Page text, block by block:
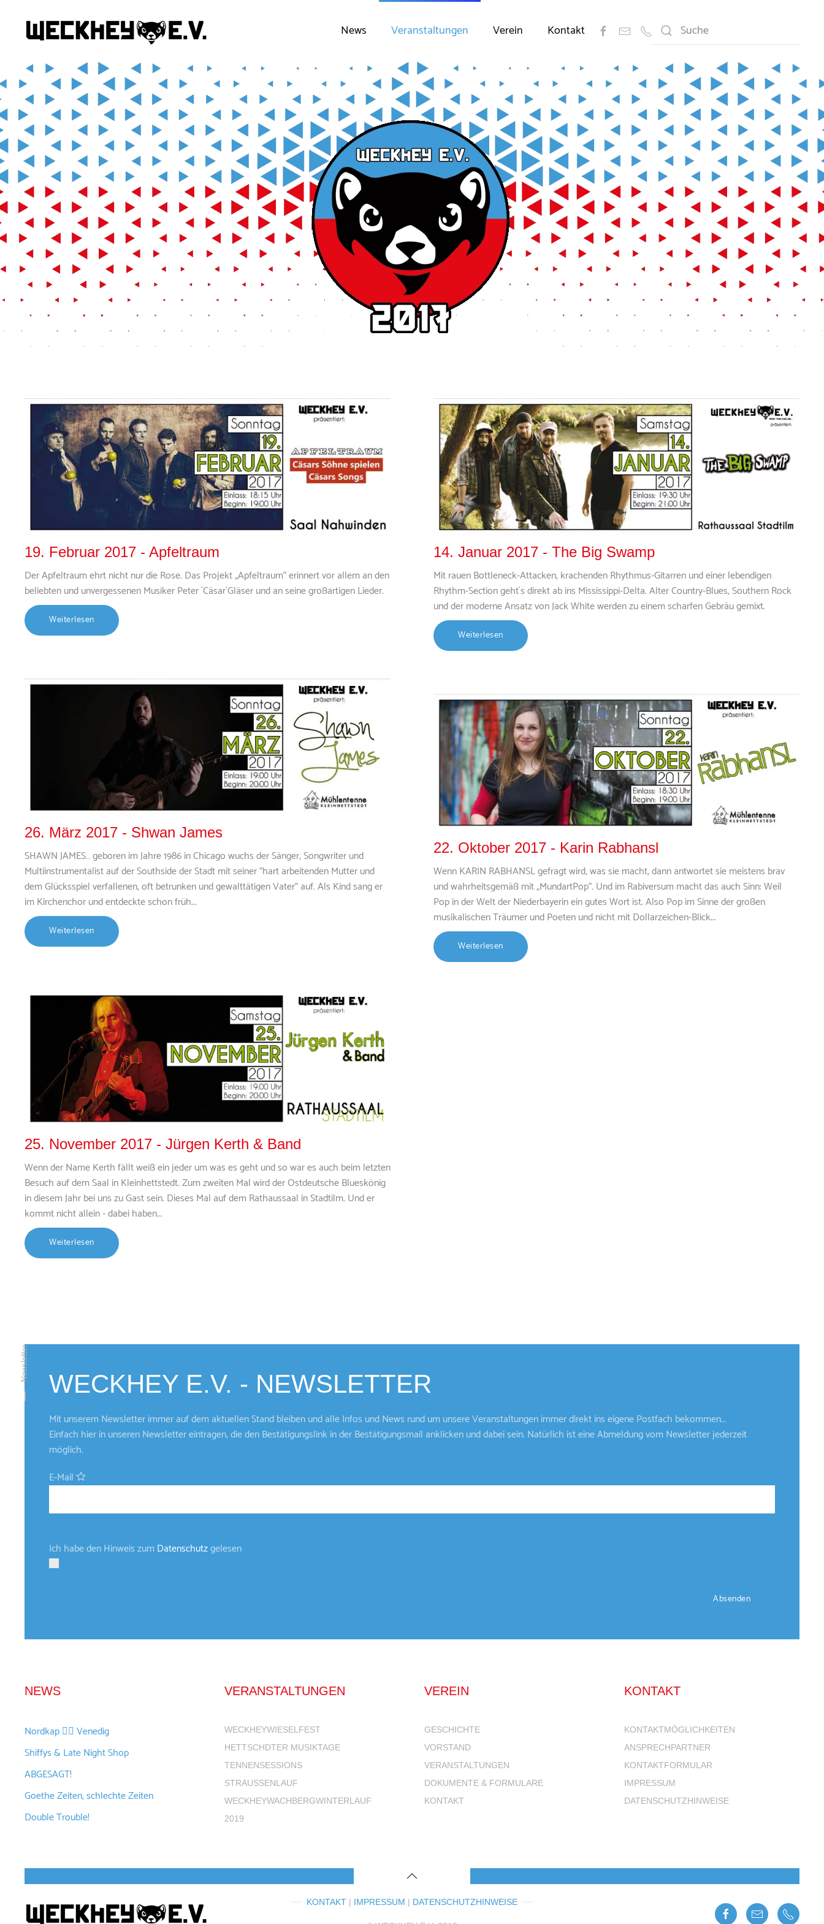
News Veranstaltungen Verein Kontakt
19. Februar 2017 - Apfeltraum
Der Apfeltraum ehrt nicht nur die Rose. Das Projekt „Apfeltraum“ erinnert vor allem an den
beliebten und unvergessenen Musiker Peter `Cäsar`Gläser und an seine großartigen Lieder.
Weiterlesen
14. Januar 2017 - The Big Swamp
Mit rauen Bottleneck-Attacken, krachenden Rhythmus-Gitarren und einer lebendigen
Rhythm-Section geht´s direkt ab ins Mississippi-Delta. Alter Country-Blues, Southern Rock
und der moderne Ansatz von Jack White werden zu einem scharfen Gebräu gemixt.
Weiterlesen
26. März 2017 - Shwan James
SHAWN JAMES… geboren im Jahre 1986 in Chicago wuchs der Sänger, Songwriter und
Multiinstrumentalist auf der Southside der Stadt mit seiner "hart arbeitenden Mutter und
dem Glücksspiel verfallenen, oft betrunken und gewalttätigen Vater" auf. Als Kind sang er
im Kirchenchor und entdeckte schon früh...
Weiterlesen
22. Oktober 2017 - Karin Rabhansl
Wenn KARIN RABHANSL gefragt wird, was sie macht, dann antwortet sie meistens brav
und wahrheitsgemäß mit „MundartPop“. Und im Rabiversum macht das auch Sinn: Weil
Pop in der Welt der Niederbayerin ein gutes Wort ist. Also Pop im Sinne der großen
musikalischen Träumer und Poeten und nicht mit Dollarzeichen-Blick...
Weiterlesen
25. November 2017 - Jürgen Kerth & Band
Wenn der Name Kerth fällt weiß ein jeder um was es geht und so war es auch beim letzten
Besuch auf dem Saal in Kleinhettstedt. Zum zweiten Mal wird der Ostdeutsche Blueskönig
in diesem Jahr bei uns zu Gast sein. Dieses Mal auf dem Rathaussaal in Stadtilm. Und er
kommt nicht allein - dabei haben...
Weiterlesen
WECKHEY E.V. - NEWSLETTER
Mit unserem Newsletter immer auf dem aktuellen Stand bleiben und alle Infos und News rund um unsere Veranstaltungen immer direkt ins eigene Postfach bekommen...
Einfach hier in unseren Newsletter eintragen, die den Bestätigungslink in der Bestätigungsmail anklicken und dabei sein. Natürlich ist eine Abmeldung vom Newsletter jederzeit
möglich.
E-Mail
Ich habe den Hinweis zum Datenschutzgelesen
NEWS
Nordkap 🚴‍♂️ Venedig
Shiffys & Late Night Shop
ABGESAGT!
Goethe Zeiten, schlechte Zeiten
Double Trouble!
VERANSTALTUNGEN
WECKHEYWIESELFEST
HETTSCHDTER MUSIKTAGE
TENNENSESSIONS
STRAUSSENLAUF
WECKHEYWACHBERGWINTERLAUF
2019
VEREIN
GESCHICHTE
VORSTAND
VERANSTALTUNGEN
DOKUMENTE & FORMULARE
KONTAKT
KONTAKT
KONTAKTMÖGLICHKEITEN
ANSPRECHPARTNER
KONTAKTFORMULAR
IMPRESSUM
DATENSCHUTZHINWEISE
KONTAKT | IMPRESSUM | DATENSCHUTZHINWEISE
Newsletter